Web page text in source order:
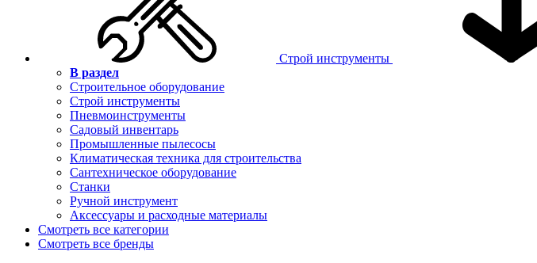
Строй инструменты
В раздел
Строительное оборудование
Строй инструменты
Пневмоинструменты
Садовый инвентарь
Промышленные пылесосы
Климатическая техника для строительства
Сантехническое оборудование
Станки
Ручной инструмент
Аксессуары и расходные материалы
Смотреть все категории
Смотреть все бренды